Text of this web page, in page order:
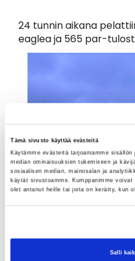
Tämä sivusto käyttää evästeitä
Käytämme evästeitä tarjoamamme
median ominaisuuksien tukemiseen ja
sosiaalisen median, mainosalan ja
käytät sivustoamme. Kumppanimme
olet antanut heille tai joita on kerätty, kun
Salli
24 tunnin aikana
eaglea ja 565 par-